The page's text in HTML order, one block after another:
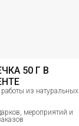
50 Г В
из натуральных
мероприятий и